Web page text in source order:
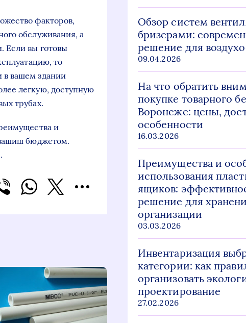
факторов,
обслуживания, а
Если вы готовы
то
в вашем здании
легкую, доступную
трубах.
и
бюджетом.
Обзор систем
бризерами:
решение для
09.04.2026
На что обратить
покупке товарного
Воронеже: цены,
особенности
16.03.2026
Преимущества и
использования
ящиков:
решение для
организации
03.03.2026
Инвентаризация
категории: как
организовать
проектирование
27.02.2026